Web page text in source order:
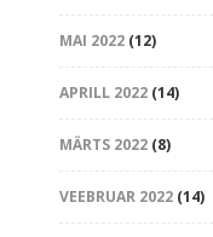
MAI 2022(12)
APRILL 2022(14)
MÄRTS 2022(8)
VEEBRUAR 2022(14)